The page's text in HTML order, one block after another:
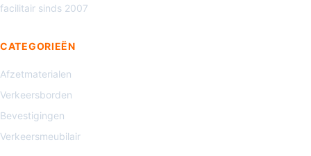
facilitair sinds 2007
CATEGORIEËN
Afzetmaterialen
Verkeersborden
Bevestigingen
Verkeersmeubilair